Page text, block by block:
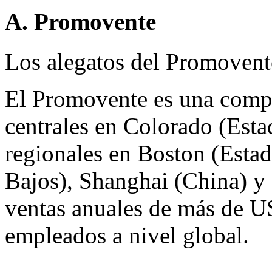
A. Promovente
Los alegatos del
El Promovente es una
centrales en Colorado
regionales en Boston
Bajos), Shanghai (China)
ventas anuales de más de
empleados a nivel global.